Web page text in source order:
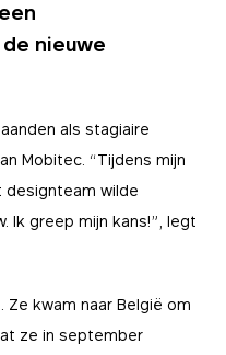
nieuwe
als stagiaire
Mobitec. “Tijdens mijn
wilde
Ik greep mijn kans!”, legt
Ze kwam naar België om
ze in september